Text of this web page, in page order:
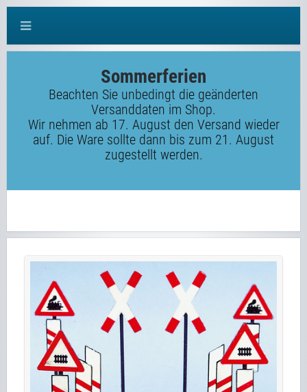
Sommerferien
Beachten Sie unbedingt die geänderten
Versanddaten im Shop.
Wir nehmen ab 17. August den Versand wieder
auf. Die Ware sollte dann bis zum 21. August
zugestellt werden.